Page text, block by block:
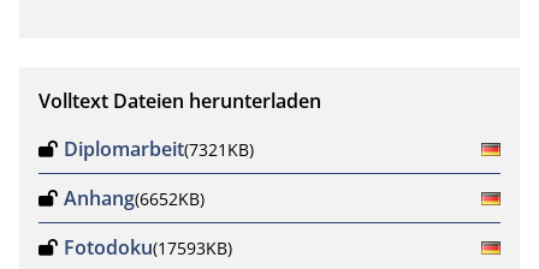
Volltext Dateien herunterladen
Diplomarbeit(7321KB)
Anhang(6652KB)
Fotodoku(17593KB)